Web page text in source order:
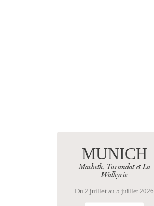
MUNICH
Macbeth, Turandot et La
Walkyrie
Du 2 juillet au 5 juillet 2026